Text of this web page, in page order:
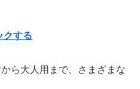
クする
ら大人用まで、さまざまな